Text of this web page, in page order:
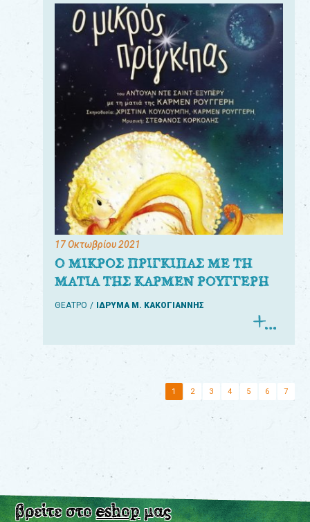
17 Οκτωβρίου 2021
Ο ΜΙΚΡΟΣ ΠΡΙΓΚΙΠΑΣ ΜΕ ΤΗ
ΜΑΤΙΑ ΤΗΣ ΚΑΡΜΕΝ ΡΟΥΓΓΕΡΗ
ΘΕΑΤΡΟ ΙΔΡΥΜΑ Μ. ΚΑΚΟΓΙΑΝΝΗΣ
1 2 3 4 5 6 7
βρείτε στοeshopμας